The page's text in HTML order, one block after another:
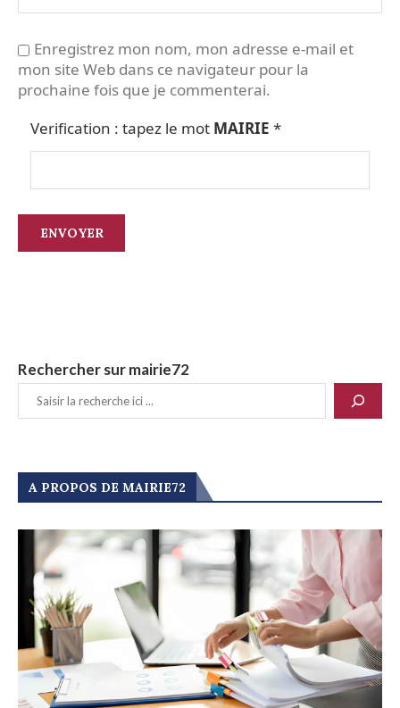
Enregistrez mon nom, mon adresse e-mail et
mon site Web dans ce navigateur pour la
prochaine fois que je commenterai.
Verification : tapez le mot MAIRIE *
Rechercher sur mairie72
A PROPOS DE MAIRIE72